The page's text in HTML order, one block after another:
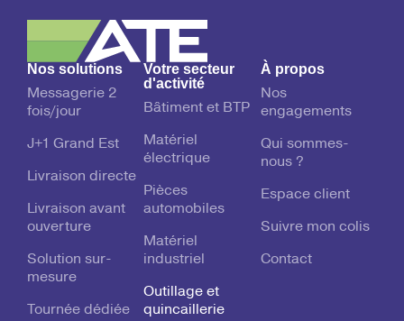
Nos solutions
Messagerie 2
fois/jour
J+1 Grand Est
Livraison directe
Livraison avant
ouverture
Solution sur-
mesure
Tournée dédiée
Votre secteur
d'activité
Bâtiment et BTP
Matériel
électrique
Pièces
automobiles
Matériel
industriel
Outillage et
quincaillerie
À propos
Nos
engagements
Qui sommes-
nous ?
Espace client
Suivre mon colis
Contact